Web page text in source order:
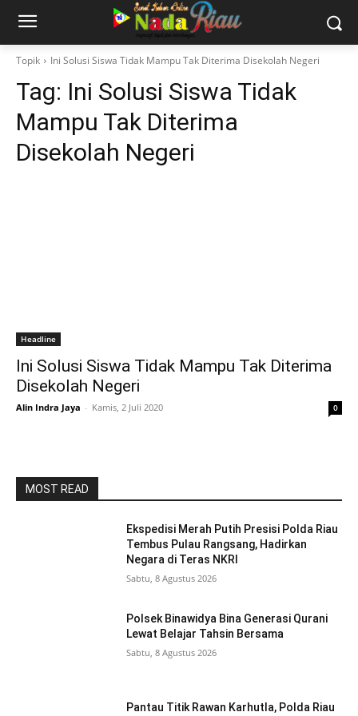
Topik Ini Solusi Siswa Tidak Mampu Tak Diterima Disekolah Negeri
Tag: Ini Solusi Siswa Tidak
Mampu Tak Diterima
Disekolah Negeri
Headline
Ini Solusi Siswa Tidak Mampu Tak Diterima
Disekolah Negeri
Alin Indra Jaya - Kamis, 2 Juli 2020 0
MOST READ
Ekspedisi Merah Putih Presisi Polda Riau
Tembus Pulau Rangsang, Hadirkan
Negara di Teras NKRI
Sabtu, 8 Agustus 2026
Polsek Binawidya Bina Generasi Qurani
Lewat Belajar Tahsin Bersama
Sabtu, 8 Agustus 2026
Pantau Titik Rawan Karhutla, Polda Riau